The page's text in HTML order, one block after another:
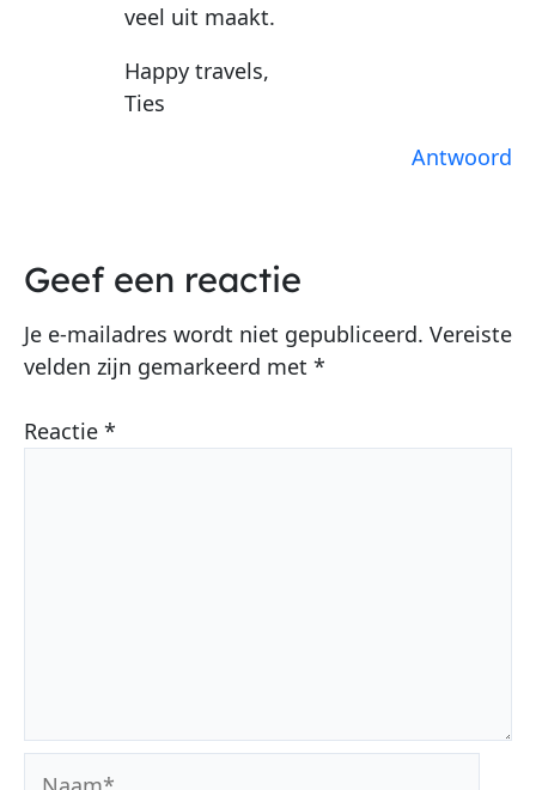
veel uit maakt.
Happy travels,
Ties
Antwoord
Geef een reactie
Je e-mailadres wordt niet gepubliceerd. Vereiste
velden zijn gemarkeerd met *
Reactie *